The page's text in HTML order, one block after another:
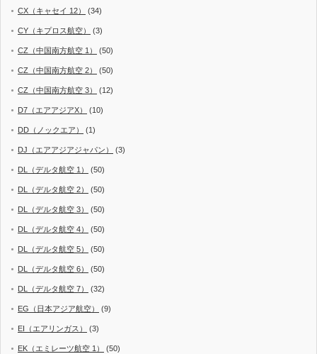
CX（キャセイ 12） (34)
CY（キプロス航空） (3)
CZ（中国南方航空 1） (50)
CZ（中国南方航空 2） (50)
CZ（中国南方航空 3） (12)
D7（エアアジアX） (10)
DD（ノックエア） (1)
DJ（エアアジアジャパン） (3)
DL（デルタ航空 1） (50)
DL（デルタ航空 2） (50)
DL（デルタ航空 3） (50)
DL（デルタ航空 4） (50)
DL（デルタ航空 5） (50)
DL（デルタ航空 6） (50)
DL（デルタ航空 7） (32)
EG（日本アジア航空） (9)
EI（エアリンガス） (3)
EK（エミレーツ航空 1） (50)